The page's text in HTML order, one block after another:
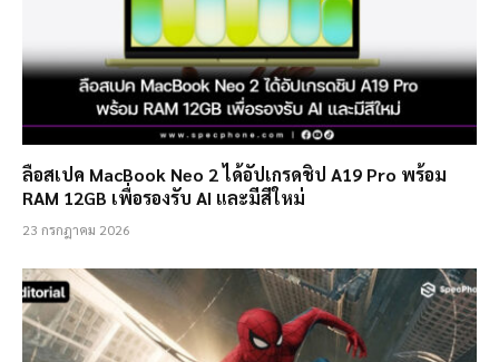
ลือสเปค MacBook Neo 2 ได้อัปเกรดชิป A19 Pro พร้อม
RAM 12GB เพื่อรองรับ AI และมีสีใหม่
23 กรกฎาคม 2026